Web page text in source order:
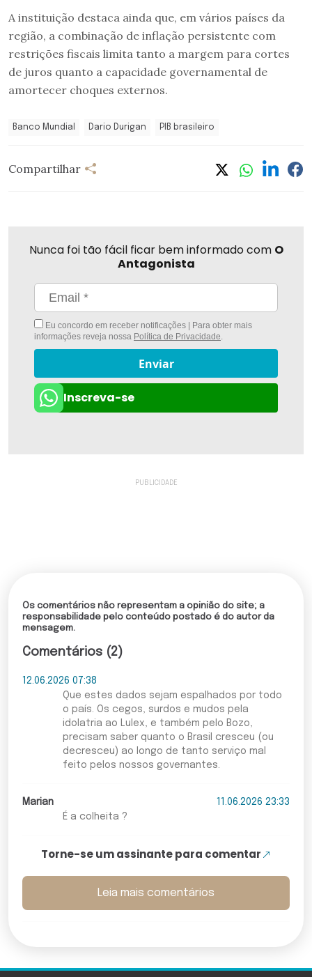
A instituição destaca ainda que, em vários países da
região, a combinação de inflação persistente com
restrições fiscais limita tanto a margem para cortes
de juros quanto a capacidade governamental de
amortecer choques externos.
Banco Mundial Dario Durigan PIB brasileiro
Compartilhar
Nunca foi tão fácil ficar bem informado com O
Antagonista
Eu concordo em receber notificações | Para obter mais
informações reveja nossa Política de Privacidade.
Enviar
Inscreva-se
Os comentários não representam a opinião do site; a
responsabilidade pelo conteúdo postado é do autor da
mensagem.
Comentários (2)
12.06.2026 07:38
Que estes dados sejam espalhados por todo
o país. Os cegos, surdos e mudos pela
idolatria ao Lulex, e também pelo Bozo,
precisam saber quanto o Brasil cresceu (ou
decresceu) ao longo de tanto serviço mal
feito pelos nossos governantes.
Marian
11.06.2026 23:33
É a colheita ?
Torne-se um assinante para comentar
Leia mais comentários